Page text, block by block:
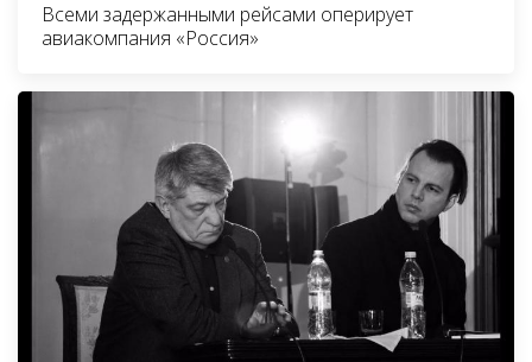
Всеми задержанными рейсами оперирует
авиакомпания «Россия»